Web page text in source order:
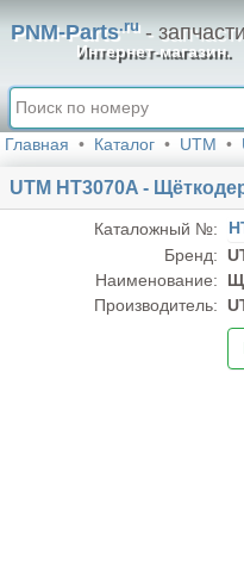
PNM-Parts.ru-
Интернет-магазин.
Главная Каталог UTM
UTM HT3070A -
Каталожный №:
Бренд:
Наименование:
Производитель: